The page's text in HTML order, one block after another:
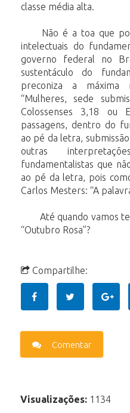
classe média alta.
Não é a toa que
intelectuais do
governo federal no
sustentáculo do
preconiza a máxima
“Mulheres, sede
Colossenses 3,18 ou
passagens, dentro do
ao pé da letra,
outras
fundamentalistas que
ao pé da letra, pois
Carlos Mesters: “A
Até quando vamos
“Outubro Rosa”?
Compartilhe:
Comentar
Visualizações:1134